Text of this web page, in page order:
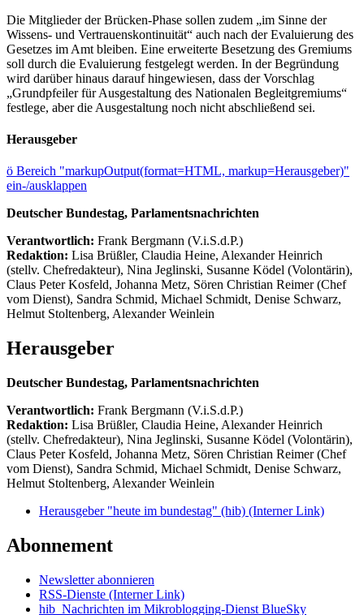
Die Mitglieder der Brücken-Phase sollen zudem „im Sinne der
Wissens- und Vertrauenskontinuität“ auch nach der Evaluierung des
Gesetzes im Amt bleiben. Eine erweiterte Besetzung des Gremiums
soll durch die Evaluierung festgelegt werden. In der Begründung
wird darüber hinaus darauf hingewiesen, dass der Vorschlag
„Grundpfeiler für Ausgestaltung des Nationalen Begleitgremiums“
festlege, aber die Ausgestaltung noch nicht abschließend sei.
Herausgeber
ö Bereich "markupOutput(format=HTML, markup=Herausgeber)"
ein-/ausklappen
Deutscher Bundestag, Parlamentsnachrichten
Verantwortlich: Frank Bergmann (V.i.S.d.P.)
Redaktion: Lisa Brüßler, Claudia Heine, Alexander Heinrich
(stellv. Chefredakteur), Nina Jeglinski, Susanne Ködel (Volontärin),
Claus Peter Kosfeld, Johanna Metz, Sören Christian Reimer (Chef
vom Dienst), Sandra Schmid, Michael Schmidt, Denise Schwarz,
Helmut Stoltenberg, Alexander Weinlein
Herausgeber
Deutscher Bundestag, Parlamentsnachrichten
Verantwortlich: Frank Bergmann (V.i.S.d.P.)
Redaktion: Lisa Brüßler, Claudia Heine, Alexander Heinrich
(stellv. Chefredakteur), Nina Jeglinski, Susanne Ködel (Volontärin),
Claus Peter Kosfeld, Johanna Metz, Sören Christian Reimer (Chef
vom Dienst), Sandra Schmid, Michael Schmidt, Denise Schwarz,
Helmut Stoltenberg, Alexander Weinlein
Herausgeber "heute im bundestag" (hib) (Interner Link)
Abonnement
Newsletter abonnieren
RSS-Dienste (Interner Link)
hib_Nachrichten im Mikroblogging-Dienst BlueSky